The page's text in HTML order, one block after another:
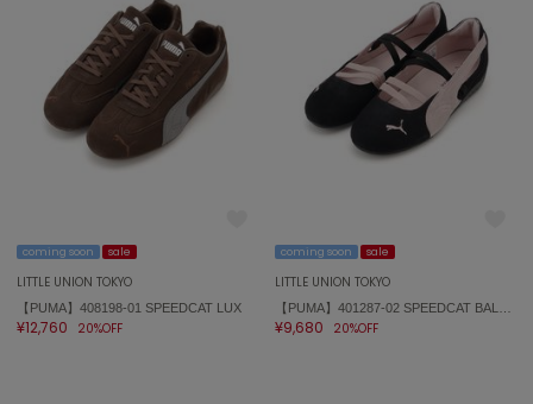
coming soon sale
LITTLE UNION TOKYO
【PUMA】408198-01 SPEEDCAT LUX
¥12,760 20%OFF
coming soon sale
LITTLE UNION TOKYO
¥9,680 20%OFF